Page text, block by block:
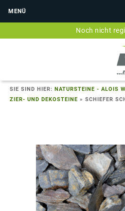
MENÜ
Noch nicht
SIE SIND HIER: NATURSTEINE - ALOIS
ZIER- UND DEKOSTEINE » SCHIEFER